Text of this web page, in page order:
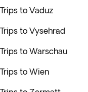
Trips to Vaduz
Trips to Vysehrad
Trips to Warschau
Trips to Wien